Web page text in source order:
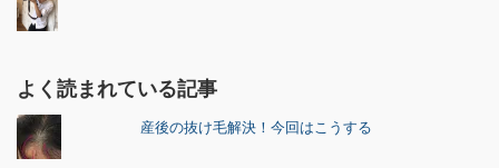
よく読まれている記事
産後の抜け毛解決！今回はこうする